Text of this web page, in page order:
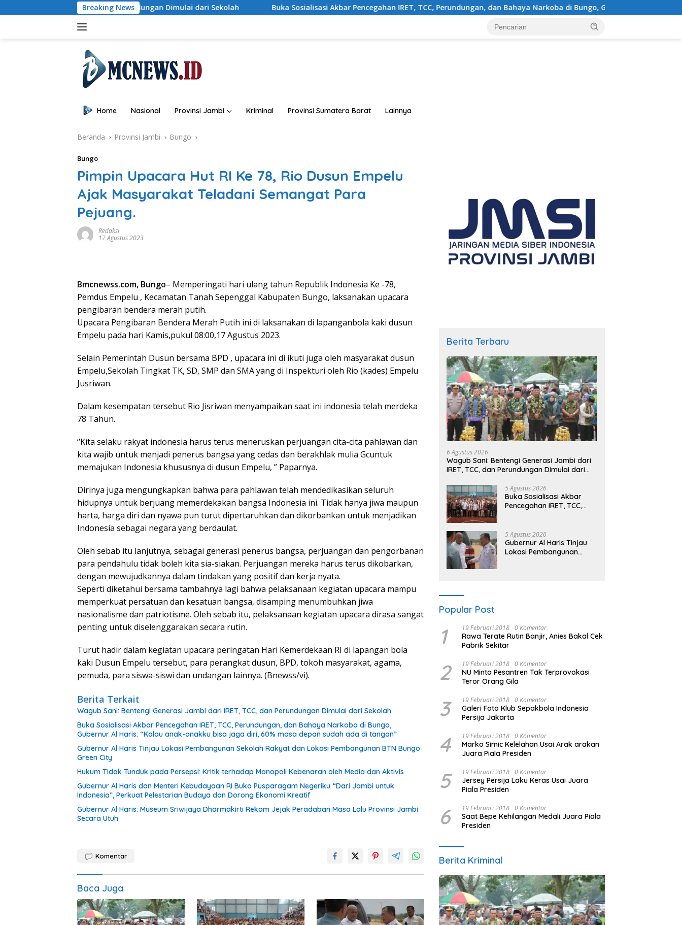
ke
Breaking News
dan Perundungan Dimulai dari Sekolah Buka Sosialisasi Akbar Pencegahan IRET, TCC, Perundungan, dan Bahaya Narkoba di Bungo, Gubernur Al Haris: “Kalau anak-anakku bisa
Home Nasional Provinsi Jambi Kriminal Provinsi Sumatera Barat Lainnya
Beranda Provinsi Jambi Bungo
Bungo
Pimpin Upacara Hut RI Ke 78, Rio Dusun Empelu
Ajak Masyarakat Teladani Semangat Para
Pejuang.
Redaksi
17 Agustus 2023
Bmcnewss.com, Bungo– Memperingati hari ulang tahun Republik Indonesia Ke -78,
Pemdus Empelu , Kecamatan Tanah Sepenggal Kabupaten Bungo, laksanakan upacara
pengibaran bendera merah putih.
Upacara Pengibaran Bendera Merah Putih ini di laksanakan di lapanganbola kaki dusun
Empelu pada hari Kamis,pukul 08:00,17 Agustus 2023.
Selain Pemerintah Dusun bersama BPD , upacara ini di ikuti juga oleh masyarakat dusun
Empelu,Sekolah Tingkat TK, SD, SMP dan SMA yang di Inspekturi oleh Rio (kades) Empelu
Jusriwan.
Dalam kesempatan tersebut Rio Jisriwan menyampaikan saat ini indonesia telah merdeka
78 Tahun.
“Kita selaku rakyat indonesia harus terus meneruskan perjuangan cita-cita pahlawan dan
kita wajib untuk menjadi penerus bangsa yang cedas dan berakhlak mulia Gcuntuk
memajukan Indonesia khususnya di dusun Empelu, ” Paparnya.
Dirinya juga mengungkapkan bahwa para pahlawan telah mendedikasikan seluruh
hidupnya untuk berjuang memerdekakan bangsa Indonesia ini. Tidak hanya jiwa maupun
harta, harga diri dan nyawa pun turut dipertaruhkan dan dikorbankan untuk menjadikan
Indonesia sebagai negara yang berdaulat.
Oleh sebab itu lanjutnya, sebagai generasi penerus bangsa, perjuangan dan pengorbanan
para pendahulu tidak boleh kita sia-siakan. Perjuangan mereka harus terus dikobarkan,
dengan mewujudkannya dalam tindakan yang positif dan kerja nyata.
Seperti diketahui bersama tambahnya lagi bahwa pelaksanaan kegiatan upacara mampu
memperkuat persatuan dan kesatuan bangsa, disamping menumbuhkan jiwa
nasionalisme dan patriotisme. Oleh sebab itu, pelaksanaan kegiatan upacara dirasa sangat
penting untuk diselenggarakan secara rutin.
Turut hadir dalam kegiatan upacara peringatan Hari Kemerdekaan RI di lapangan bola
kaki Dusun Empelu tersebut, para perangkat dusun, BPD, tokoh masyarakat, agama,
pemuda, para siswa-siswi dan undangan lainnya. (Bnewss/vi).
Berita Terkait
Wagub Sani: Bentengi Generasi Jambi dari IRET, TCC, dan Perundungan Dimulai dari Sekolah
Buka Sosialisasi Akbar Pencegahan IRET, TCC, Perundungan, dan Bahaya Narkoba di Bungo,
Gubernur Al Haris: “Kalau anak-anakku bisa jaga diri, 60% masa depan sudah ada di tangan”
Gubernur Al Haris Tinjau Lokasi Pembangunan Sekolah Rakyat dan Lokasi Pembangunan BTN Bungo
Green City
Hukum Tidak Tunduk pada Persepsi: Kritik terhadap Monopoli Kebenaran oleh Media dan Aktivis
Gubernur Al Haris dan Menteri Kebudayaan RI Buka Pusparagam Negeriku “Dari Jambi untuk
Indonesia”, Perkuat Pelestarian Budaya dan Dorong Ekonomi Kreatif
Gubernur Al Haris: Museum Sriwijaya Dharmakirti Rekam Jejak Peradaban Masa Lalu Provinsi Jambi
Secara Utuh
Komentar
Baca Juga
Berita Terbaru
6 Agustus 2026
Wagub Sani: Bentengi Generasi Jambi dari
IRET, TCC, dan Perundungan Dimulai dari
5 Agustus 2026
Buka Sosialisasi Akbar
Pencegahan IRET, TCC,
Gubernur Al Haris: “Kalau
anak-anakku bisa jaga
diri, 60% masa depan
5 Agustus 2026
Gubernur Al Haris Tinjau
Lokasi Pembangunan
Popular Post
1 19 Februari 2018 0 Komentar
Rawa Terate Rutin Banjir, Anies Bakal Cek
Pabrik Sekitar
2 19 Februari 2018 0 Komentar
NU Minta Pesantren Tak Terprovokasi
Teror Orang Gila
3 19 Februari 2018 0 Komentar
Galeri Foto Klub Sepakbola Indonesia
Persija Jakarta
4 19 Februari 2018 0 Komentar
Marko Simic Kelelahan Usai Arak arakan
Juara Piala Presiden
5 19 Februari 2018 0 Komentar
Jersey Persija Laku Keras Usai Juara
Piala Presiden
6 19 Februari 2018 0 Komentar
Saat Bepe Kehilangan Medali Juara Piala
Presiden
Berita Kriminal